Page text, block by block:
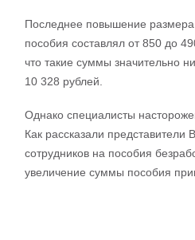
Последнее повышение размера
пособия составлял от 850 до
что такие суммы значительно
10 328 рублей.
Однако специалисты
Как рассказали
сотрудников на пособия
увеличение суммы пособия